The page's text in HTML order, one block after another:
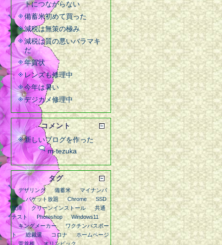
トにつながらない
備蓄米初めて買った
減税は無策の極み
減税は質の悪いバラマキ
だ
年賀状
レンズも修理中
今年は暑い
デジカメ修理中
コメント
新しいブログを作った
m-tezuka
タグ
デザリング 備蓄米
マイナンバ
ー
パケット放題 Chrome
SSD
故障
クリーンインストール
共通
テスト
Photoshop
Windows11
キングメーカー
ワクチンパスポー
ト
総裁選 コロナ
ホームページ
菅首相
オリンピック